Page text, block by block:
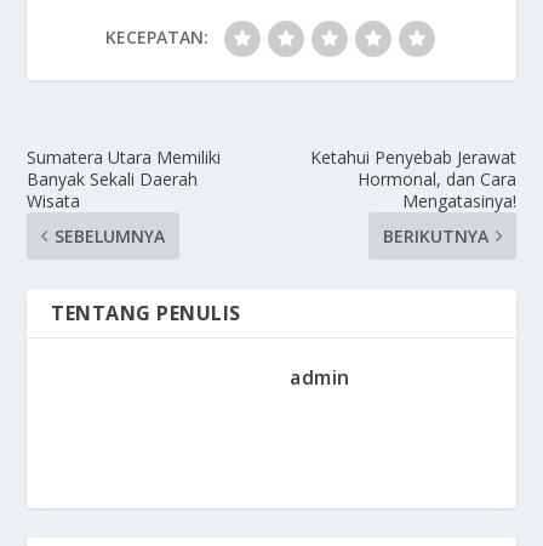
KECEPATAN:
Sumatera Utara Memiliki
Banyak Sekali Daerah
Wisata
SEBELUMNYA
Ketahui Penyebab Jerawat
Hormonal, dan Cara
Mengatasinya!
BERIKUTNYA
TENTANG PENULIS
admin